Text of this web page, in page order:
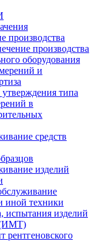
производства
производства
оборудования
и
типа
в
средств
изделий
иной техники
испытания изделий
(ИМТ)
рентгеновского